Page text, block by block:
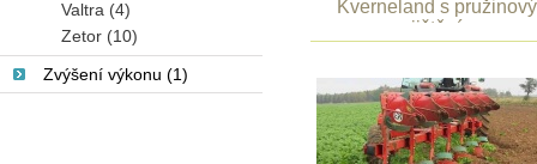
Kverneland s
jištěním
Valtra (4)
Zetor (10)
Zvýšení výkonu (1)